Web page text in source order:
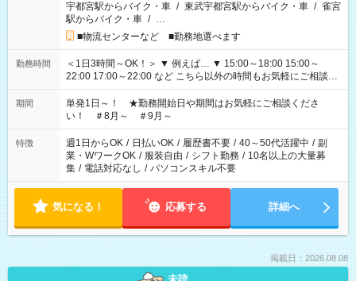
宇都宮駅からバイク・車 / 東武宇都宮駅からバイク・車 / 雀宮
駅からバイク・車 / …
■物流センターなど ■勤務地選べます
勤務時間
＜1日3時間～OK！＞ ▼ 例えば… ▼ 15:00～18:00 15:00～
22:00 17:00～22:00 など こちら以外の時間もお気軽にご相談く
ださい！
期間
単発1日～！ ★勤務開始日や期間はお気軽にご相談くださ
い！ ＃8月～ ＃9月～
特徴 週1日からOK / 日払いOK / 履歴書不要 / 40～50代活躍中 / 副
業・WワークOK / 服装自由 / シフト勤務 / 10名以上の大量募
集 / 電話対応なし / パソコンスキル不要
気になる！ 応募する 詳細へ
掲載日：2026.08.08